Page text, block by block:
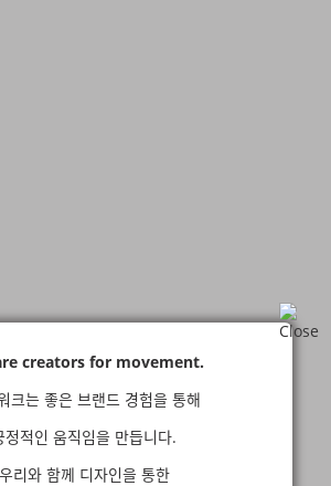
록세록 Brand Identity
땐, 함께 고민해요
creators for movement.
크는 좋은 브랜드 경험을 통해
정적인 움직임을 만듭니다.
우리와 함께 디자인을 통한